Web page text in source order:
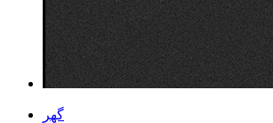
گهر